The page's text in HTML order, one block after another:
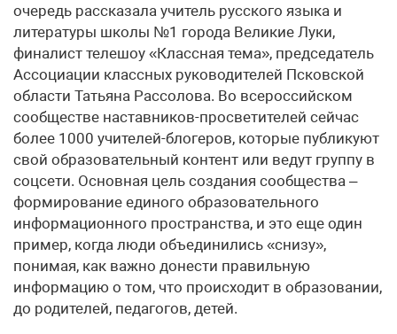
очередь рассказала учитель русского языка и
литературы школы №1 города Великие Луки,
финалист телешоу «Классная тема», председатель
Ассоциации классных руководителей Псковской
области Татьяна Рассолова. Во всероссийском
сообществе наставников-просветителей сейчас
более 1000 учителей-блогеров, которые публикуют
свой образовательный контент или ведут группу в
соцсети. Основная цель создания сообщества –
формирование единого образовательного
информационного пространства, и это еще один
пример, когда люди объединились «снизу»,
понимая, как важно донести правильную
информацию о том, что происходит в образовании,
до родителей, педагогов, детей.